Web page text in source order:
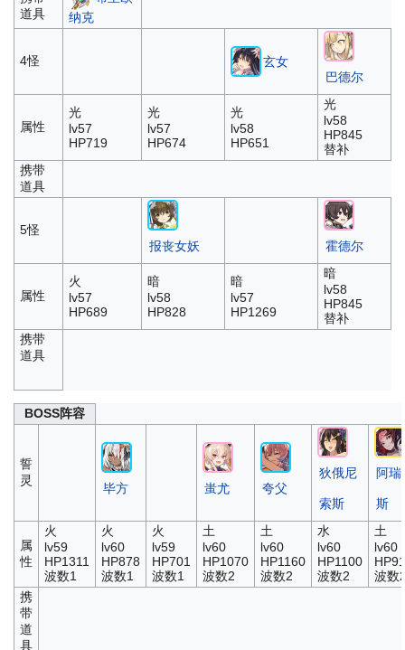
道具
纳克
4怪
玄女
巴德尔
属性
光
lv57
HP719
光
lv57
HP674
光
lv58
HP651
光
lv58
HP845
替补
携带
道具
5怪
报丧女妖
霍德尔
属性
火
lv57
HP689
暗
lv58
HP828
暗
lv57
HP1269
暗
lv58
HP845
替补
携带
道具
BOSS阵容
誓
灵
毕方 蚩尤 夸父
狄俄尼
索斯
阿瑞
斯
属
性
火
lv59
HP1311
波数1
火
lv60
HP878
波数1
火
lv59
HP701
波数1
土
lv60
HP1070
波数2
土
lv60
HP1160
波数2
水
lv60
HP1100
波数2
土
lv60
波数
携
带
道
具